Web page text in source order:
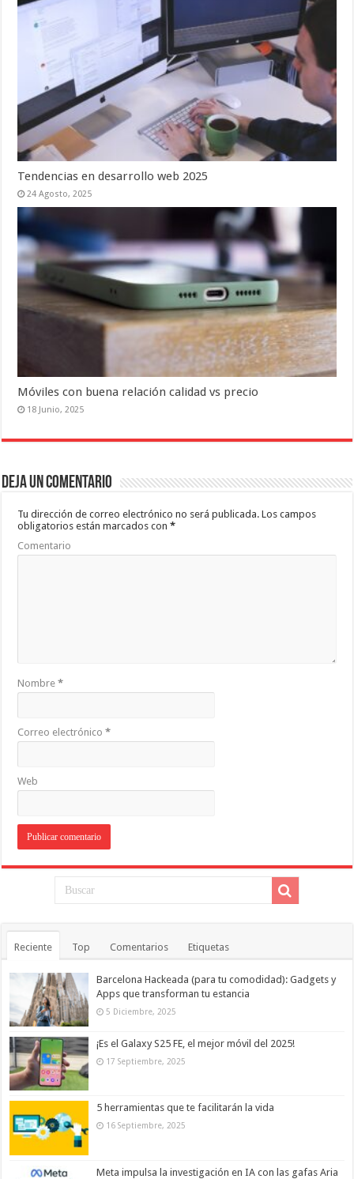
Tendencias en desarrollo web 2025
24 Agosto, 2025
Móviles con buena relación calidad vs precio
18 Junio, 2025
Deja un comentario
Tu dirección de correo electrónico no será publicada. Los campos
obligatorios están marcados con*
Comentario
Nombre*
Correo electrónico*
Web
Reciente Top Comentarios Etiquetas
Barcelona Hackeada (para tu comodidad): Gadgets y
Apps que transforman tu estancia
5 Diciembre, 2025
¡Es el Galaxy S25 FE, el mejor móvil del 2025!
17 Septiembre, 2025
5 herramientas que te facilitarán la vida
16 Septiembre, 2025
Meta impulsa la investigación en IA con las gafas Aria